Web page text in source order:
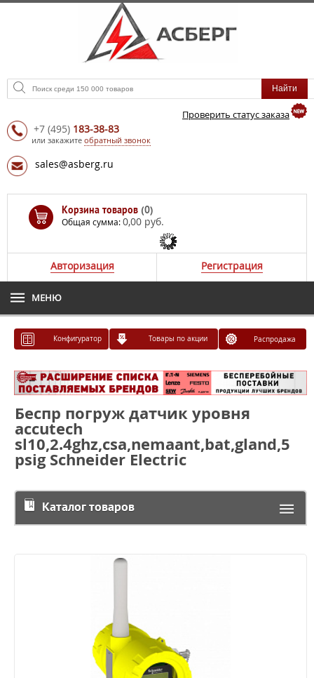
Проверить статус заказа
+7 (495) 183-38-83
или закажите обратный звонок
sales@asberg.ru
Корзина товаров (0)
Общая сумма:0,00 руб.
Авторизация Регистрация
МЕНЮ
Конфигуратор Товары по акции Распродажа
Беспр погруж датчик уровня
accutech
sl10,2.4ghz,csa,nemaant,bat,gland,5
psig Schneider Electric
Каталог товаров